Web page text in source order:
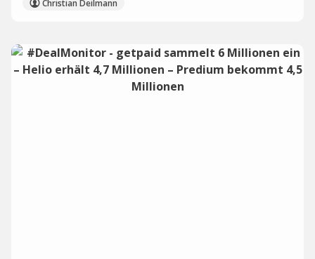
Christian Deilmann